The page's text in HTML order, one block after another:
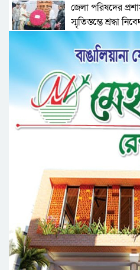
জেলা পরিষদের
স্মৃতিস্তম্ভে শ্রদ্ধা
সিলেট মহানগর
ধরিত্রী রক্ষায়
কর্মসূচি পালন
সিলেটে সড়ক
নর্থ ইস্ট
প্রতিযোগিতার
সিকৃবি’তে জুলাই
বৃক্ষরোপণ কর্মসুচি
রসময় মেমোরিয়াল
উদ্বোধন করলেন
মেট্রোপলিটন